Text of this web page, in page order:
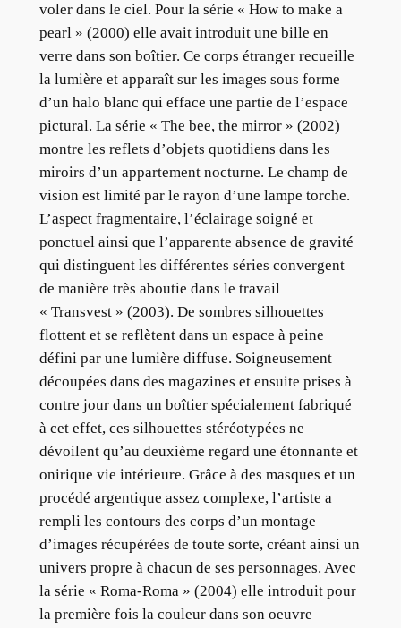
voler dans le ciel. Pour la série « How to make a
pearl » (2000) elle avait introduit une bille en
verre dans son boîtier. Ce corps étranger recueille
la lumière et apparaît sur les images sous forme
d’un halo blanc qui efface une partie de l’espace
pictural. La série « The bee, the mirror » (2002)
montre les reflets d’objets quotidiens dans les
miroirs d’un appartement nocturne. Le champ de
vision est limité par le rayon d’une lampe torche.
L’aspect fragmentaire, l’éclairage soigné et
ponctuel ainsi que l’apparente absence de gravité
qui distinguent les différentes séries convergent
de manière très aboutie dans le travail
« Transvest » (2003). De sombres silhouettes
flottent et se reflètent dans un espace à peine
défini par une lumière diffuse. Soigneusement
découpées dans des magazines et ensuite prises à
contre jour dans un boîtier spécialement fabriqué
à cet effet, ces silhouettes stéréotypées ne
dévoilent qu’au deuxième regard une étonnante et
onirique vie intérieure. Grâce à des masques et un
procédé argentique assez complexe, l’artiste a
rempli les contours des corps d’un montage
d’images récupérées de toute sorte, créant ainsi un
univers propre à chacun de ses personnages. Avec
la série « Roma-Roma » (2004) elle introduit pour
la première fois la couleur dans son oeuvre